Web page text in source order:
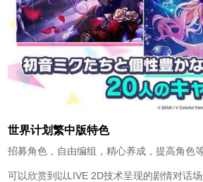
世界计划繁中版特色
招募角色，自由编组，精心养成，提高角色
可以欣赏到以LIVE 2D技术呈现的剧情对话